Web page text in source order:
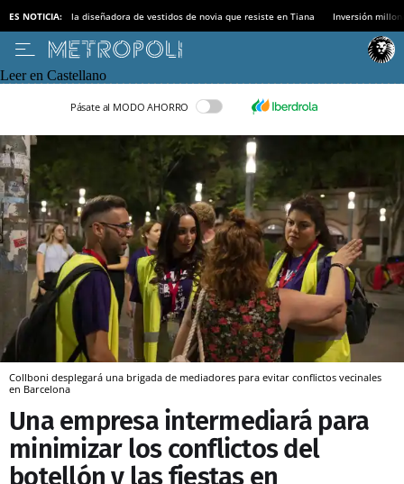
ES NOTICIA: la diseñadora de vestidos de novia que resiste en Tiana Inversión
Leer en Castellano
Pásate al MODO AHORRO
Collboni desplegará una brigada de mediadores para evitar conflictos vecinales
en Barcelona
Una empresa intermediará para
minimizar los conflictos del
botellón y las fiestas en